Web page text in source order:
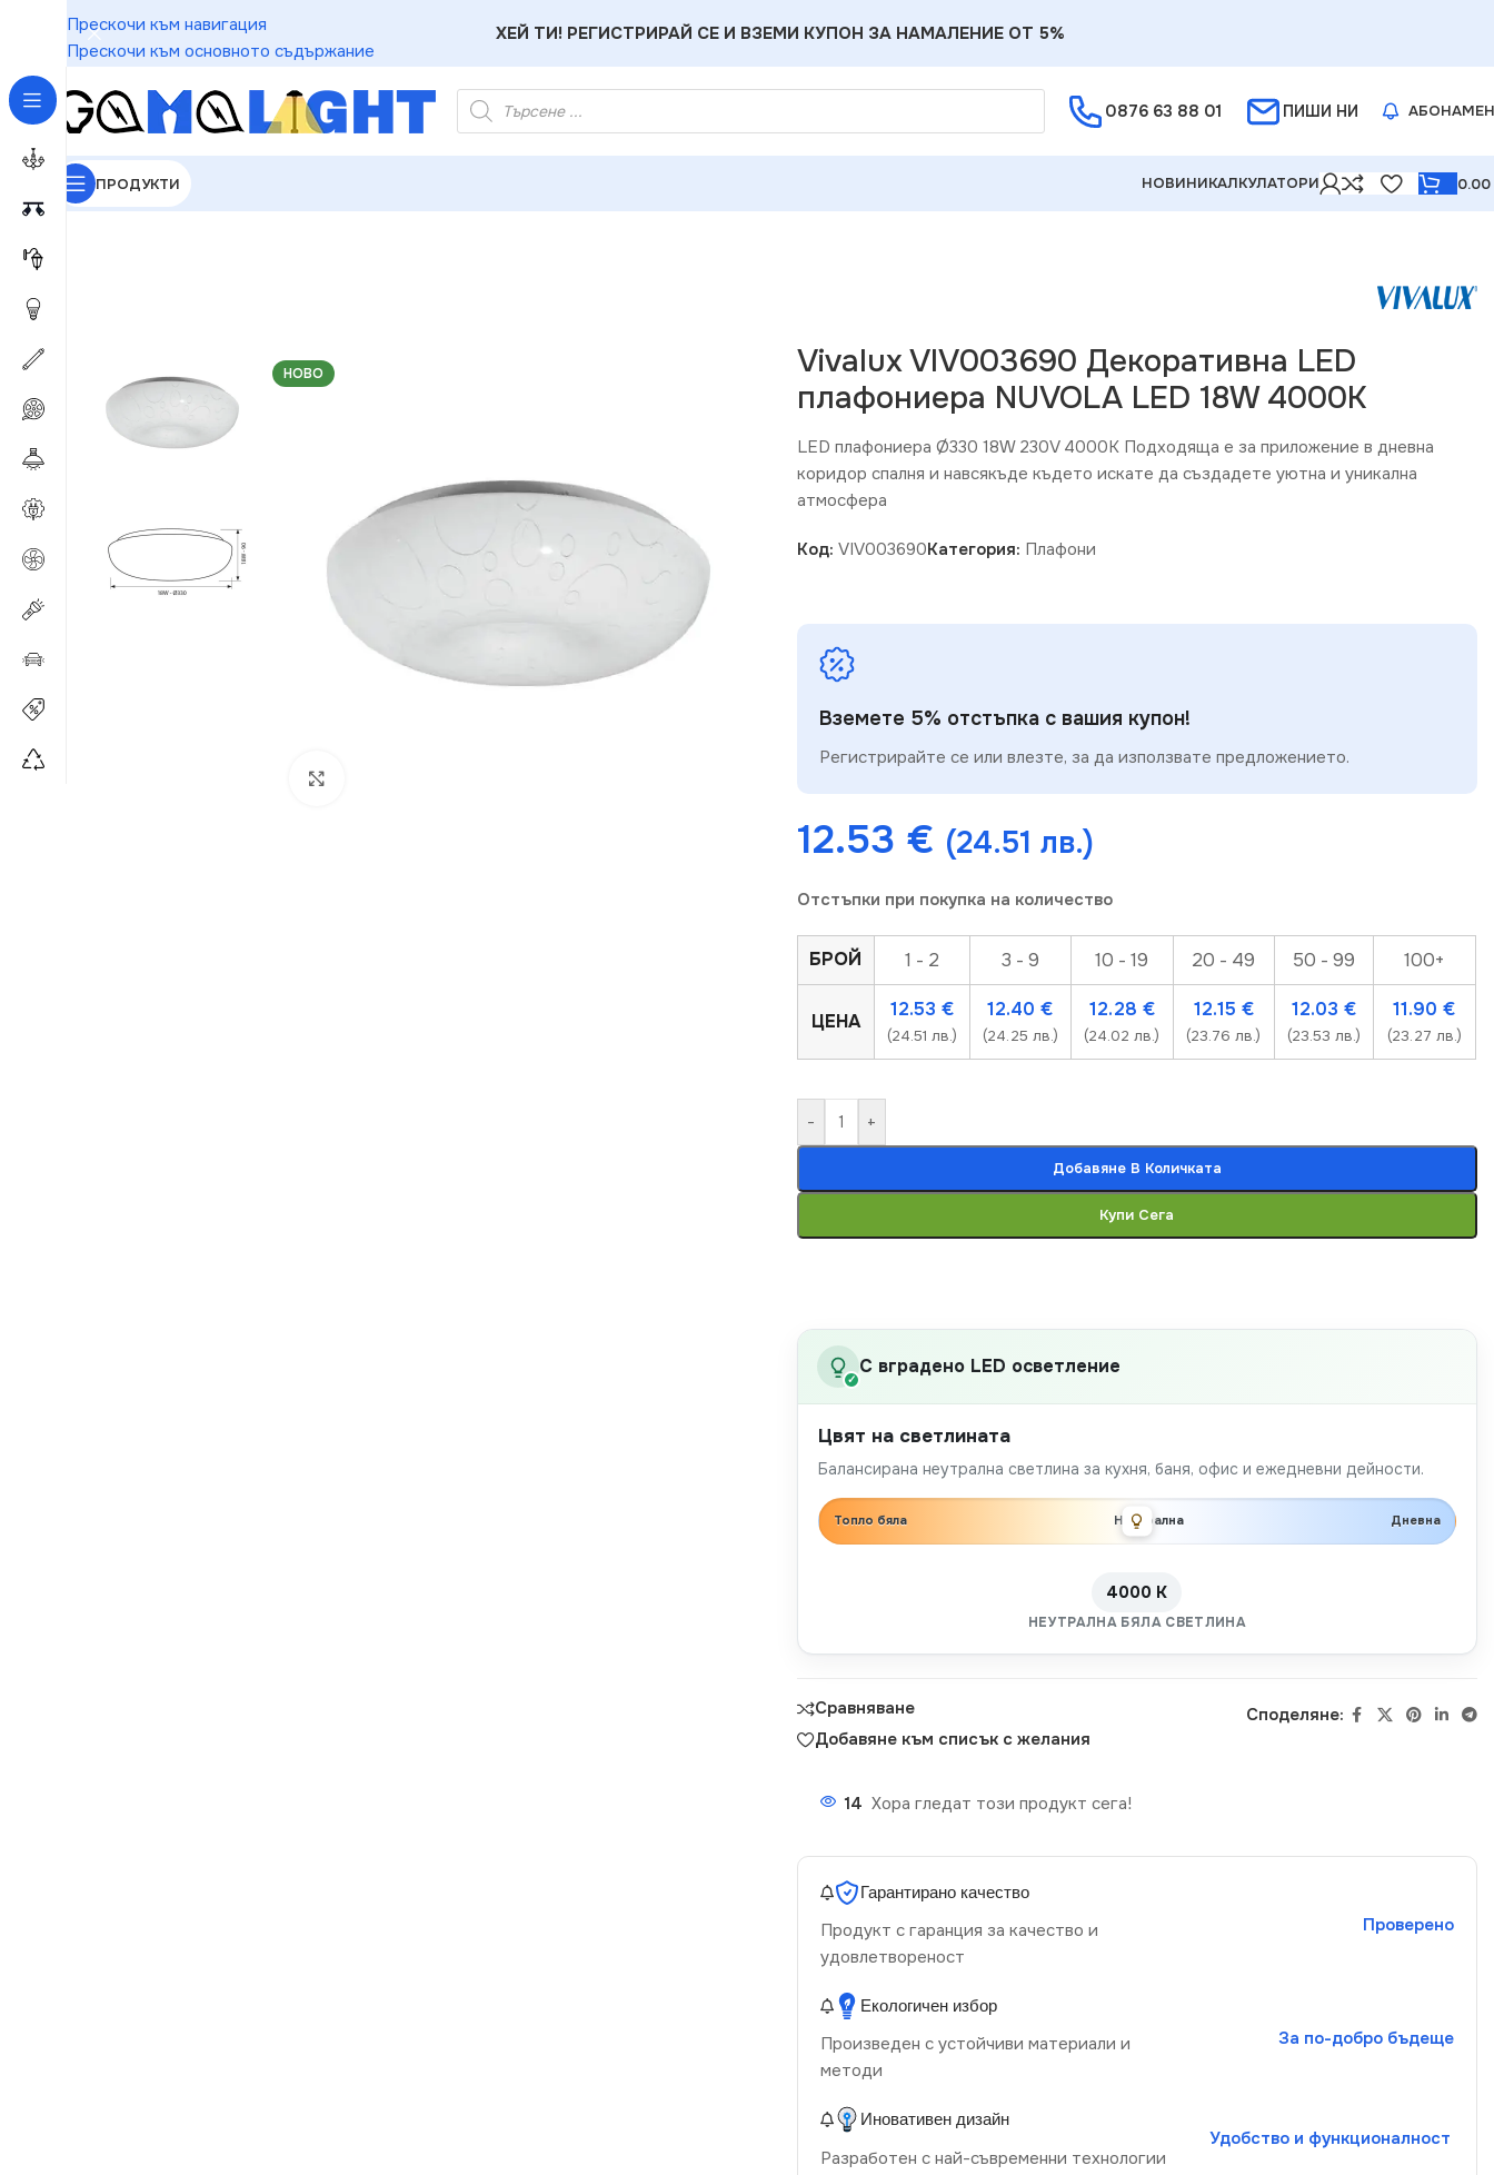
Прескочи към навигация
Прескочи към основното съдържание
ХЕЙ ТИ! РЕГИСТРИРАЙ СЕ И ВЗЕМИ КУПОН ЗА НАМАЛЕНИЕ ОТ 5%
0876 63 88 01 ПИШИ НИ
ПРОДУКТИ НОВИНИКАЛКУЛАТОРИ 0.00
GAMALIGHT»
НОВО
Vivalux VIV003690 Декоративна LED
плафониера NUVOLA LED 18W 4000K
LED плафониера Ø330 18W 230V 4000K Подходяща е за приложение в дневна
коридор спалня и навсякъде където искате да създадете уютна и уникална
атмосфера
Код: VIV003690Категория: Плафони
Вземете 5% отстъпка с вашия купон!
Регистрирайте се или влезте, за да използвате предложението.
12.53 € (24.51 лв.)
Отстъпки при покупка на количество
БРОЙ 1 - 2 3 - 9 10 - 19 20 - 49 50 - 99 100+
ЦЕНА
12.53 €
(24.51 лв.)
12.40€
(24.25 лв.)
12.28 €
(24.02 лв.)
12.15 €
(23.76 лв.)
12.03 €
(23.53 лв.)
11.90€
(23.27 лв.)
- +
Добавяне В Количката
Купи Сега
✓
С вградено LED осветление
Цвят на светлината
Балансирана неутрална светлина за кухня, баня, офис и ежедневни дейности.
Топло бяла Неутрална Дневна
4000 K
НЕУТРАЛНА БЯЛА СВЕТЛИНА
Сравняване
Добавяне към списък с желания
Споделяне:
14 Хора гледат този продукт сега!
Гарантирано качество
Продукт с гаранция за качество и
удовлетвореност
Проверено
Екологичен избор
Произведен с устойчиви материали и
методи
За по-добро бъдеще
Иновативен дизайн
Разработен с най-съвременни технологии
Удобство и функционалност